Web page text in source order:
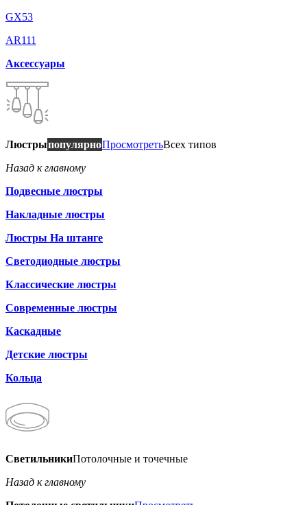
GX53
AR111
Аксессуары
ЛюстрыпопулярноПросмотретьВсех типов
Назад к главному
Подвесные люстры
Накладные люстры
Люстры На штанге
Светодиодные люстры
Классические люстры
Современные люстры
Каскадные
Детские люстры
Кольца
СветильникиПотолочные и точечные
Назад к главному